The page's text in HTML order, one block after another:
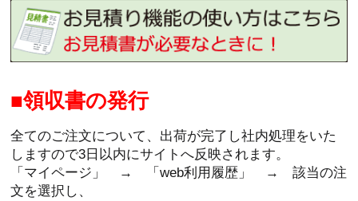
領収書の発行
全てのご注文について、出荷が完了し社内処理をいた
しますので3日以内にサイトへ反映されます。
「マイページ」 → 「web利用履歴」 → 該当の注
文を選択し、